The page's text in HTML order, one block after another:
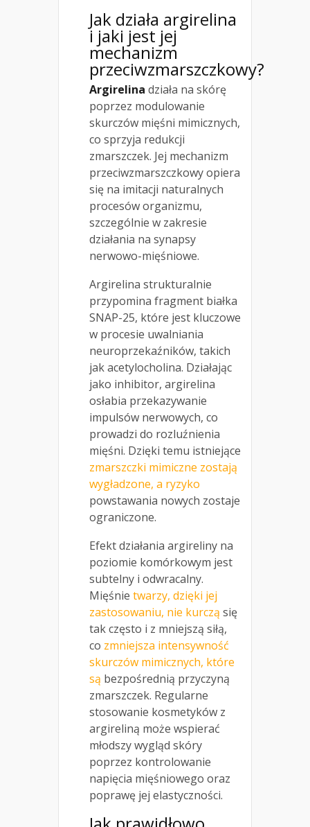
Jak działa argirelina
i jaki jest jej
mechanizm
przeciwzmarszczkowy?
Argirelina działa na skórę
poprzez modulowanie
skurczów mięśni mimicznych,
co sprzyja redukcji
zmarszczek. Jej mechanizm
przeciwzmarszczkowy opiera
się na imitacji naturalnych
procesów organizmu,
szczególnie w zakresie
działania na synapsy
nerwowo-mięśniowe.
Argirelina strukturalnie
przypomina fragment białka
SNAP-25, które jest kluczowe
w procesie uwalniania
neuroprzekaźników, takich
jak acetylocholina. Działając
jako inhibitor, argirelina
osłabia przekazywanie
impulsów nerwowych, co
prowadzi do rozluźnienia
mięśni. Dzięki temu istniejące
zmarszczki mimiczne zostają
wygładzone, a ryzyko
powstawania nowych zostaje
ograniczone.
Efekt działania argireliny na
poziomie komórkowym jest
subtelny i odwracalny.
Mięśnie twarzy, dzięki jej
zastosowaniu, nie kurczą się
tak często i z mniejszą siłą,
co zmniejsza intensywność
skurczów mimicznych, które
są bezpośrednią przyczyną
zmarszczek. Regularne
stosowanie kosmetyków z
argireliną może wspierać
młodszy wygląd skóry
poprzez kontrolowanie
napięcia mięśniowego oraz
poprawę jej elastyczności.